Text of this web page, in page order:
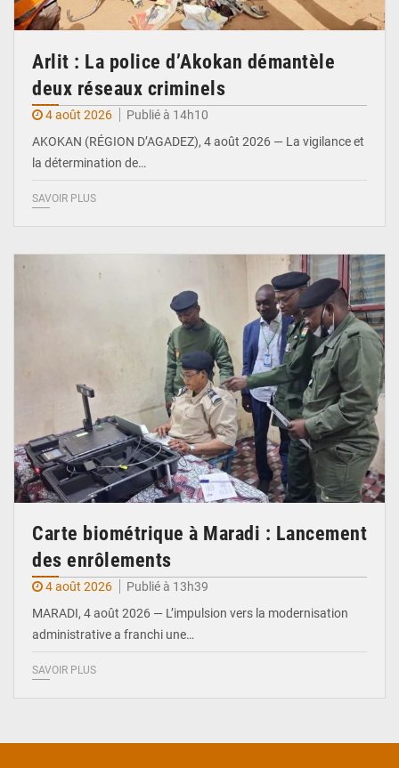
Arlit : La police d’Akokan démantèle
deux réseaux criminels
4 août 2026
Publié à 14h10
AKOKAN (RÉGION D’AGADEZ), 4 août 2026 — La vigilance et
la détermination de…
SAVOIR PLUS
Carte biométrique à Maradi : Lancement
des enrôlements
4 août 2026
Publié à 13h39
MARADI, 4 août 2026 — L’impulsion vers la modernisation
administrative a franchi une…
SAVOIR PLUS